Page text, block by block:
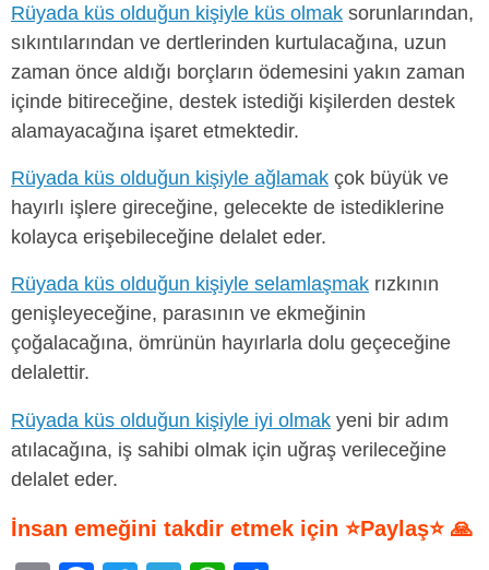
Rüyada küs olduğun kişiyle küs olmak sorunlarından,
sıkıntılarından ve dertlerinden kurtulacağına, uzun
zaman önce aldığı borçların ödemesini yakın zaman
içinde bitireceğine, destek istediği kişilerden destek
alamayacağına işaret etmektedir.
Rüyada küs olduğun kişiyle ağlamak çok büyük ve
hayırlı işlere gireceğine, gelecekte de istediklerine
kolayca erişebileceğine delalet eder.
Rüyada küs olduğun kişiyle selamlaşmak rızkının
genişleyeceğine, parasının ve ekmeğinin
çoğalacağına, ömrünün hayırlarla dolu geçeceğine
delalettir.
Rüyada küs olduğun kişiyle iyi olmak yeni bir adım
atılacağına, iş sahibi olmak için uğraş verileceğine
delalet eder.
İnsan emeğini takdir etmek için ⭐Paylaş⭐ 🙏